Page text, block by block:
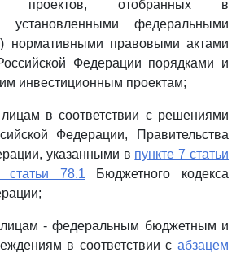
проектов, отобранных в
установленными федеральными
нормативными правовыми актами
Федерации порядками и
инвестиционным проектам;
в соответствии с решениями
Федерации, Правительства
указанными в пункте 7 статьи
статьи 78.1 Бюджетного кодекса
- федеральным бюджетным и
в соответствии с абзацем